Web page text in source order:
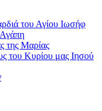
του Αγίου Ιωσήφ
της Μαρίας
του Κυρίου μας Ιησού